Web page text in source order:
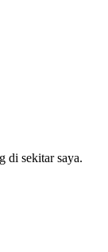
di sekitar saya.